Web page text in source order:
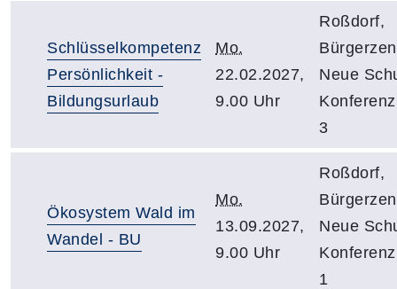
Schlüsselkompetenz
Persönlichkeit -
Bildungsurlaub
Mo.
22.02.2027,
9.00 Uhr
Roßdorf,
Neue
3
Ökosystem Wald im
Wandel - BU
Mo.
13.09.2027,
9.00 Uhr
Roßdorf,
Neue
1